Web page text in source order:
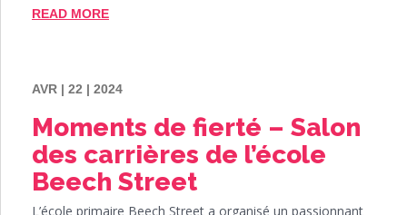
READ MORE
AVR | 22 | 2024
Moments de fierté – Salon
des carrières de l’école
Beech Street
L’école primaire Beech Street a organisé un passionnant